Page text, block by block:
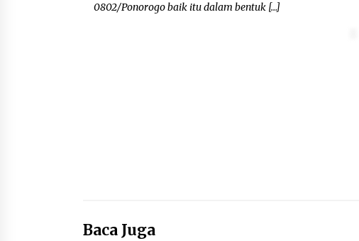
0802/Ponorogo baik itu dalam bentuk […]
Baca Juga